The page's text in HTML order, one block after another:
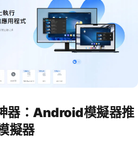
器：Android模擬器推
擬器